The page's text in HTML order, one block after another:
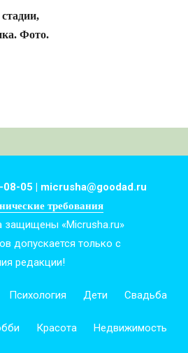
Фото.
05 | micrusha@goodad.ru
требования
защищены «Micrusha.ru»
допускается только с
редакции!
Психология Дети Свадьба
Красота Недвижимость